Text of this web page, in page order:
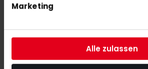
Marketing
Alle zulassen
Mit unserem Newsletter seid ihr immer auf
was News, Tipps und Rabattaktionen rund
angeht.